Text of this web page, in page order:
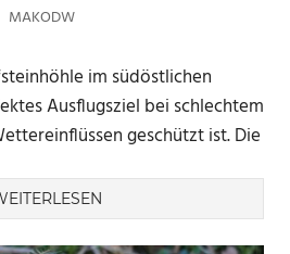
MAKODW
im südöstlichen
Ausflugsziel bei schlechtem
geschützt ist. Die